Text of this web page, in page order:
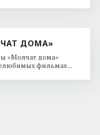
ДОМА»
«Молчат дома»
фильмах ...